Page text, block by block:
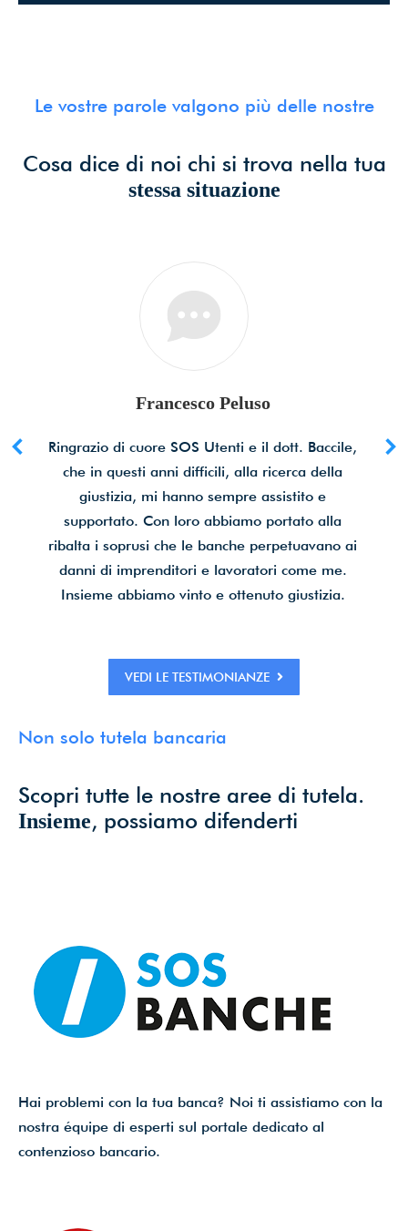
Le vostre parole valgono più delle nostre
Cosa dice di noi chi si trova nella tua
stessa situazione
Francesco Peluso
Ringrazio di cuore SOS Utenti e il dott. Baccile,
che in questi anni difficili, alla ricerca della
giustizia, mi hanno sempre assistito e
supportato. Con loro abbiamo portato alla
ribalta i soprusi che le banche perpetuavano ai
danni di imprenditori e lavoratori come me.
Insieme abbiamo vinto e ottenuto giustizia.
VEDI LE TESTIMONIANZE
Non solo tutela bancaria
Scopri tutte le nostre aree di tutela.
Insieme, possiamo difenderti
Hai problemi con la tua banca? Noi ti assistiamo con la
nostra équipe di esperti sul portale dedicato al
contenzioso bancario.